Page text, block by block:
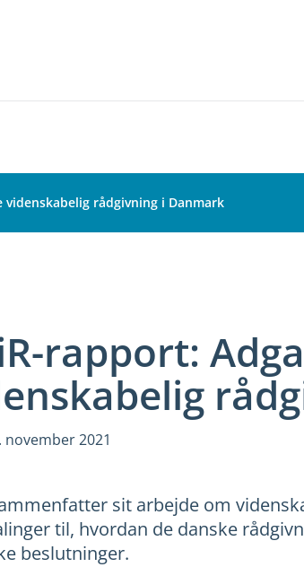
rådgivning i Danmark
rapport:
november 2021
sit arbejde om
til, hvordan de danske
beslutninger.